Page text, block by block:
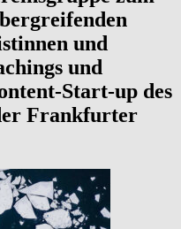
und
und
Start-up des
Frankfurter